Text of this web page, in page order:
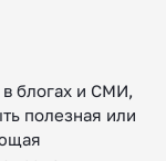
в блогах и СМИ,
полезная или